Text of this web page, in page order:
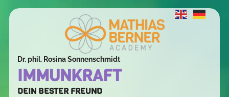
Dr. phil. Rosina Sonnenschmidt
IMMUNKRAFT
DEIN BESTER FREUND